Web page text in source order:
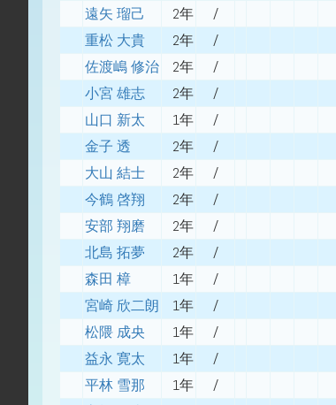
遠矢 瑠己
2年
/
重松 大貴
2年
/
佐渡嶋 修治
2年
/
小宮 雄志
2年
/
山口 新太
1年
/
金子 透
2年
/
大山 結士
2年
/
今鶴 啓翔
2年
/
安部 翔磨
2年
/
北島 拓夢
2年
/
森田 樟
1年
/
宮崎 欣二朗
1年
/
松隈 成央
1年
/
益永 寛太
1年
/
平林 雪那
1年
/